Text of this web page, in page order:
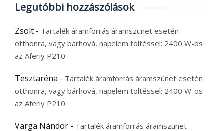
Legutóbbi hozzászólások
Zsolt - Tartalék áramforrás áramszünet esetén
otthonra, vagy bárhová, napelem töltéssel: 2400 W-os
az Aferiy P210
Tesztaréna - Tartalék áramforrás áramszünet esetén
otthonra, vagy bárhová, napelem töltéssel: 2400 W-os
az Aferiy P210
Varga Nándor - Tartalék áramforrás áramszünet